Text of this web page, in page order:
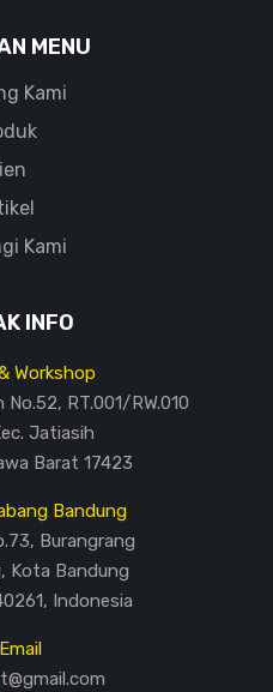
MENU
Kami
Kami
INFO
Workshop
No.52, RT.001/RW.010
Jatiasih
Barat 17423
Bandung
Burangrang
Kota Bandung
Indonesia
Email